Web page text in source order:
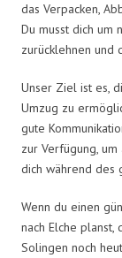
das Verpacken,
Du musst dich um
zurücklehnen und
Unser Ziel ist es,
Umzug zu
gute
zur Verfügung,
dich während des
Wenn du einen
nach Elche planst,
Solingen noch